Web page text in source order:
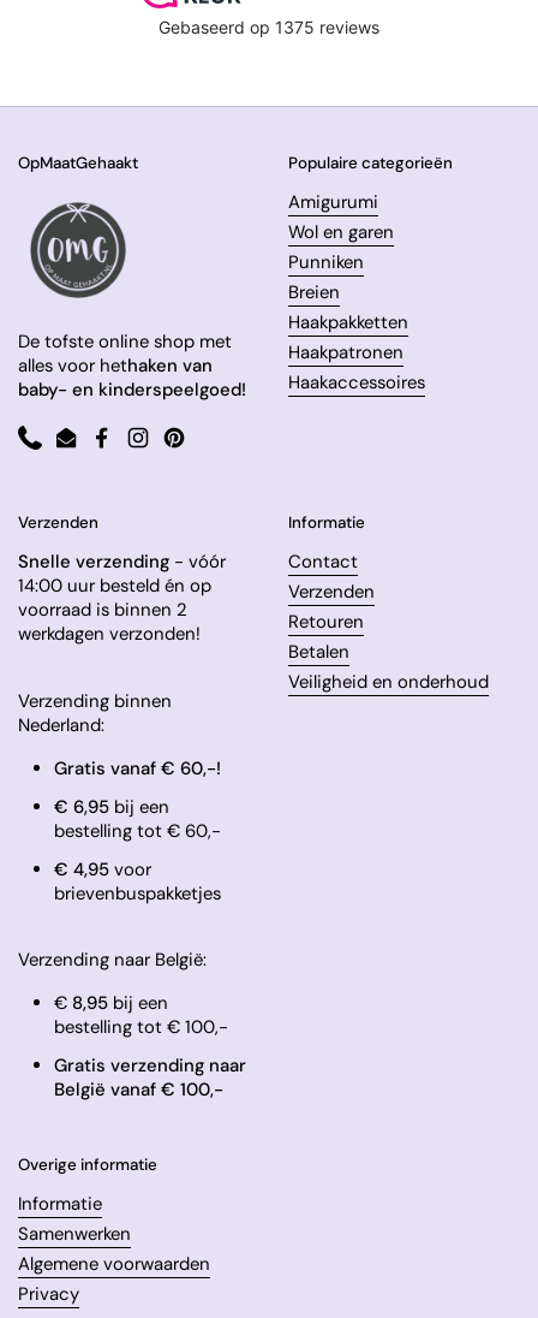
OpMaatGehaakt
De tofste online shop met
alles voor hethaken van
baby- en kinderspeelgoed!
PhoneEmailFacebook
InstagramPinterest
Populaire categorieën
Amigurumi
Wol en garen
Punniken
Breien
Haakpakketten
Haakpatronen
Haakaccessoires
Verzenden
Snelle verzending - vóór
14:00 uur besteld én op
voorraad is binnen 2
werkdagen verzonden!
Verzending binnen
Nederland:
Gratis vanaf € 60,-!
€ 6,95 bij een
bestelling tot € 60,-
​€ 4,95 voor
brievenbuspakketjes
Verzending naar België:
€ 8,95bij een
bestelling tot € 100,-
Gratis verzending naar
België vanaf € 100,-
Informatie
Contact
Verzenden
Retouren
Betalen
Veiligheid en onderhoud
Overige informatie
Informatie
Samenwerken
Algemene voorwaarden
Privacy